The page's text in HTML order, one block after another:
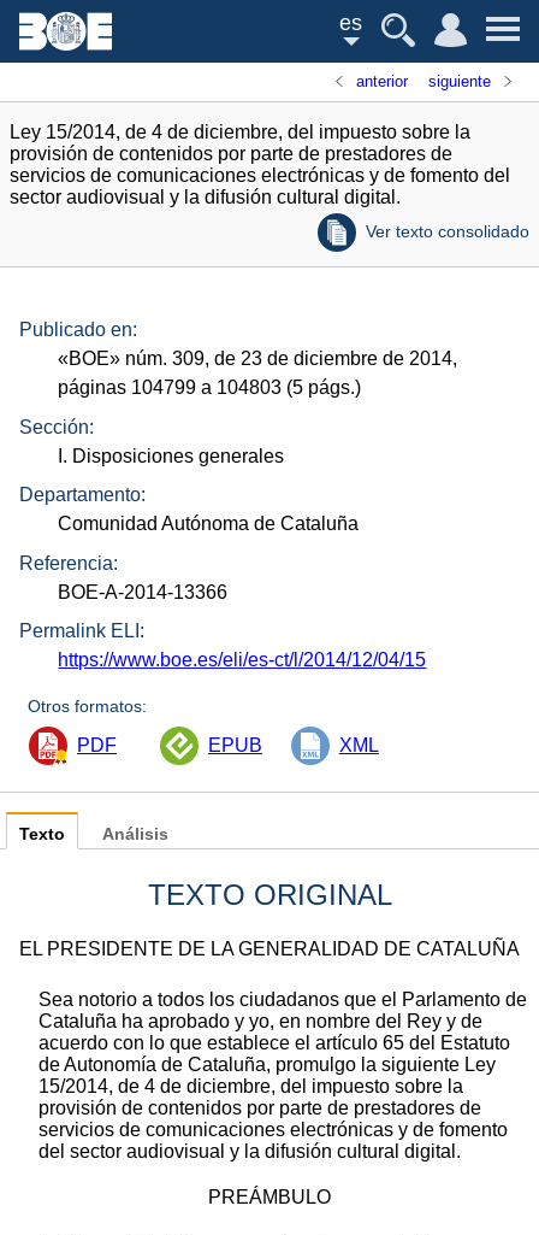
es
anterior siguiente
Ley 15/2014, de 4 de diciembre, del impuesto sobre la
provisión de contenidos por parte de prestadores de
servicios de comunicaciones electrónicas y de fomento del
sector audiovisual y la difusión cultural digital.
Ver texto consolidado
Publicado en:
«BOE» núm. 309, de 23 de diciembre de 2014,
páginas 104799 a 104803 (5 págs.)
Sección:
I. Disposiciones generales
Departamento:
Comunidad Autónoma de Cataluña
Referencia:
BOE-A-2014-13366
Permalink ELI:
https://www.boe.es/eli/es-ct/l/2014/12/04/15
Otros formatos:
PDF EPUB XML
Texto
TEXTO ORIGINAL
EL PRESIDENTE DE LA GENERALIDAD DE CATALUÑA
Sea notorio a todos los ciudadanos que el Parlamento de
Cataluña ha aprobado y yo, en nombre del Rey y de
acuerdo con lo que establece el artículo 65 del Estatuto
de Autonomía de Cataluña, promulgo la siguiente Ley
15/2014, de 4 de diciembre, del impuesto sobre la
provisión de contenidos por parte de prestadores de
servicios de comunicaciones electrónicas y de fomento
del sector audiovisual y la difusión cultural digital.
PREÁMBULO
Análisis